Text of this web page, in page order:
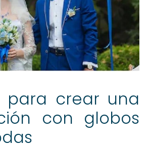
para crear una
con globos